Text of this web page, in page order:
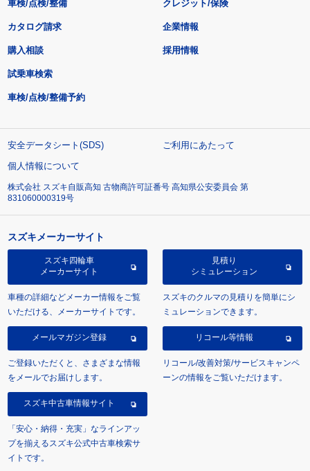
車検/点検/整備 クレジット/保険
カタログ請求
購入相談
試乗車検索
車検/点検/整備予約
企業情報
採用情報
安全データシート(SDS)
ご利用にあたって
個人情報について
株式会社 スズキ自販高知 古物商許可証番号 高知県公安委員会 第
831060000319号
スズキメーカーサイト
スズキ四輪車
メーカーサイト
車種の詳細などメーカー情報をご覧
いただける、メーカーサイトです。
見積り
シミュレーション
スズキのクルマの見積りを簡単にシ
ミュレーションできます。
メールマガジン登録
ご登録いただくと、さまざまな情報
をメールでお届けします。
リコール等情報
リコール/改善対策/サービスキャンペ
ーンの情報をご覧いただけます。
スズキ中古車情報サイト
「安心・納得・充実」なラインアッ
プを揃えるスズキ公式中古車検索サ
イトです。